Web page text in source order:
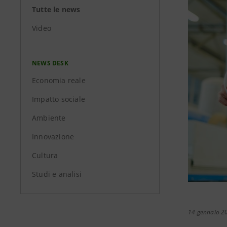
Tutte le news
Video
NEWS DESK
Economia reale
Impatto sociale
Ambiente
Innovazione
Cultura
Studi e analisi
14 gennaio